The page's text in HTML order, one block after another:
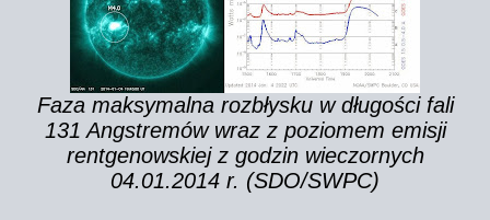
Faza maksymalna rozbłysku w długości fali
131 Angstremów wraz z poziomem emisji
rentgenowskiej z godzin wieczornych
04.01.2014 r. (SDO/SWPC)